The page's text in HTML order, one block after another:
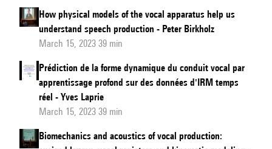
questions
réponses
How physical models of the vocal apparatus help us
understand speech production - Peter Birkholz
March 15, 2023 39 min
Prédiction de la forme dynamique du conduit vocal par
apprentissage profond sur des données d'IRM temps
réel - Yves Laprie
March 15, 2023 39 min
Biomechanics and acoustics of vocal production: